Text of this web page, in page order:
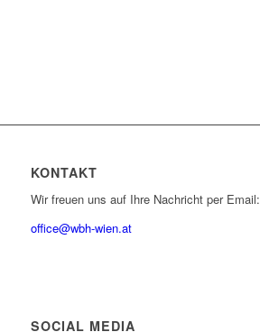
KONTAKT
Wir freuen uns auf Ihre Nachricht per Email:
office@wbh-wien.at
SOCIAL MEDIA